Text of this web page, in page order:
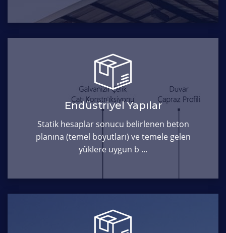
Endüstriyel Yapılar
Statik hesaplar sonucu belirlenen beton
planına (temel boyutları) ve temele gelen
yüklere uygun b ...